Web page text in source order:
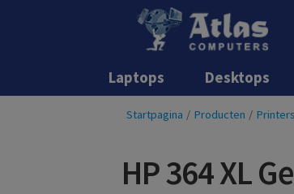
Laptops Desktops
Startpagina / Producten /
HP 364 XL